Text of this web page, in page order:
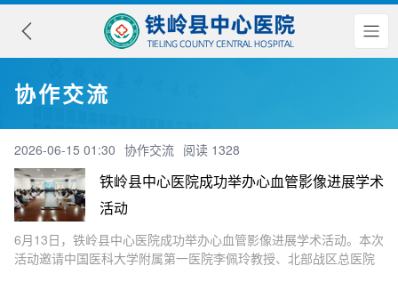
协作交流
2026-06-15 01:30 协作交流 阅读 1328
铁岭县中心医院成功举办心血管影像进展学术
活动
6月13日，铁岭县中心医院成功举办心血管影像进展学术活动。本次
活动邀请中国医科大学附属第一医院李佩玲教授、北部战区总医院